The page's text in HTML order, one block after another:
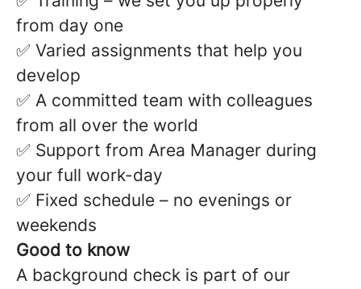
from day one
✅ Varied assignments that help you
develop
✅ A committed team with colleagues
from all over the world
✅ Support from Area Manager during
your full work-day
✅ Fixed schedule – no evenings or
weekends
Good to know
A background check is part of our